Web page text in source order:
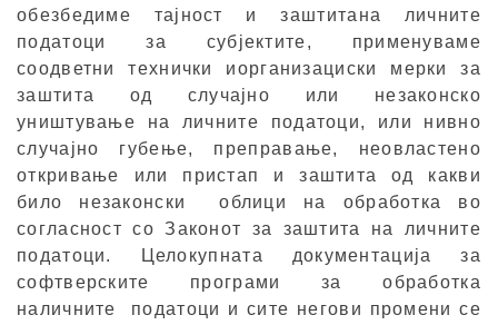
обезбедиме тајност и заштитана личните
податоци за субјектите, применуваме
соодветни технички иорганизациски мерки за
заштита од случајно или незаконско
уништување на личните податоци, или нивно
случајно губење, преправање, неовлaстено
откривање или пристап и заштита од какви
било незаконски облици на обработка во
согласност со Законот за заштита на личните
податоци. Целокупната документација за
софтверските програми за обработка
наличните податоци и сите негови промени се